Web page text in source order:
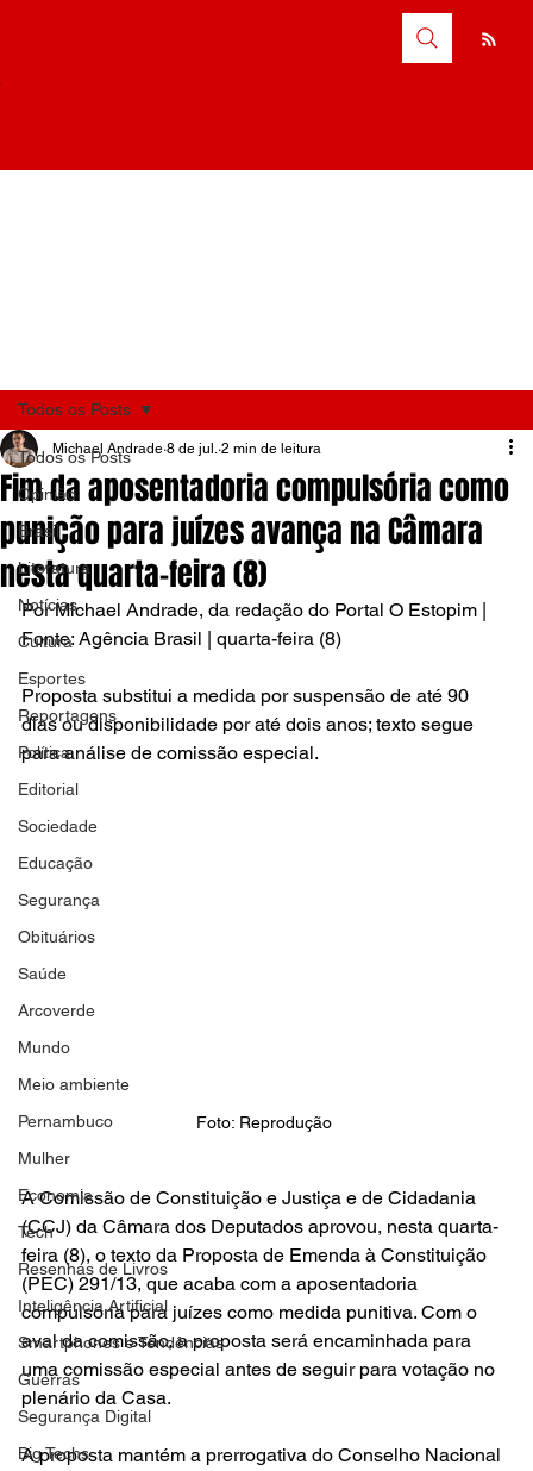
Todos os Posts
Opinião
Brasil
Literatura
Notícias
Cultura
Esportes
Reportagens
Política
Editorial
Sociedade
Educação
Segurança
Obituários
Saúde
Arcoverde
Mundo
Meio ambiente
Pernambuco
Mulher
Economia
Tech
Resenhas de Livros
Inteligência Artificial
Smartphones e Tendências
Guerras
Segurança Digital
Big Techs
Todos os Posts
Fim da aposentadoria compulsória como
punição para juízes avança na Câmara
nesta quarta-feira (8)
Michael Andrade 8 de jul. 2 min de leitura
Por Michael Andrade, da redação do Portal O Estopim |
Fonte: Agência Brasil | quarta-feira (8)
Proposta substitui a medida por suspensão de até 90
dias ou disponibilidade por até dois anos; texto segue
para análise de comissão especial.
Foto: Reprodução
A Comissão de Constituição e Justiça e de Cidadania
(CCJ) da Câmara dos Deputados aprovou, nesta quarta-
feira (8), o texto da Proposta de Emenda à Constituição
(PEC) 291/13, que acaba com a aposentadoria
compulsória para juízes como medida punitiva. Com o
aval da comissão, a proposta será encaminhada para
uma comissão especial antes de seguir para votação no
plenário da Casa.
A proposta mantém a prerrogativa do Conselho Nacional